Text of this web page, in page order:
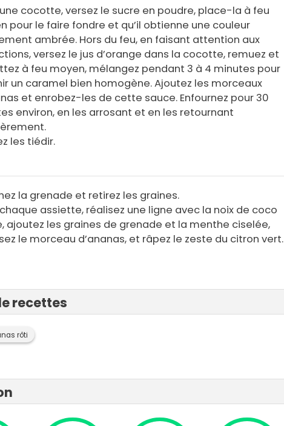
cocotte, versez le sucre en poudre, place-la à feu
pour le faire fondre et qu’il obtienne une couleur
ambrée. Hors du feu, en faisant attention aux
versez le jus d’orange dans la cocotte, remuez et
à feu moyen, mélangez pendant 3 à 4 minutes pour
un caramel bien homogène. Ajoutez les morceaux
et enrobez-les de cette sauce. Enfournez pour 30
environ, en les arrosant et en les retournant
les tiédir.
la grenade et retirez les graines.
assiette, réalisez une ligne avec la noix de coco
ajoutez les graines de grenade et la menthe ciselée,
le morceau d’ananas, et râpez le zeste du citron vert.
recettes
rôti